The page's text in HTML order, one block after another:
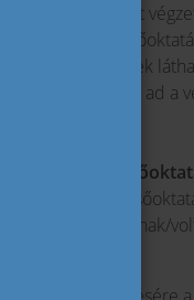
nyújt az adott
benne a
különbségek
esetén segítséget ad a
a
kiállító
esetén a hallgatónak/